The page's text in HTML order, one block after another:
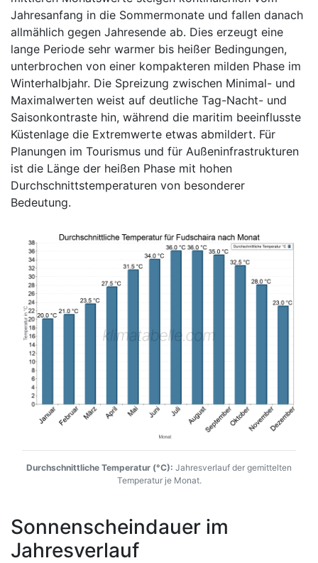
Jahresanfang in die Sommermonate und fallen danach
allmählich gegen Jahresende ab. Dies erzeugt eine
lange Periode sehr warmer bis heißer Bedingungen,
unterbrochen von einer kompakteren milden Phase im
Winterhalbjahr. Die Spreizung zwischen Minimal- und
Maximalwerten weist auf deutliche Tag-Nacht- und
Saisonkontraste hin, während die maritim beeinflusste
Küstenlage die Extremwerte etwas abmildert. Für
Planungen im Tourismus und für Außeninfrastrukturen
ist die Länge der heißen Phase mit hohen
Durchschnittstemperaturen von besonderer
Bedeutung.
Durchschnittliche Temperatur (°C): Jahresverlauf der gemittelten
Temperatur je Monat.
Sonnenscheindauer im
Jahresverlauf